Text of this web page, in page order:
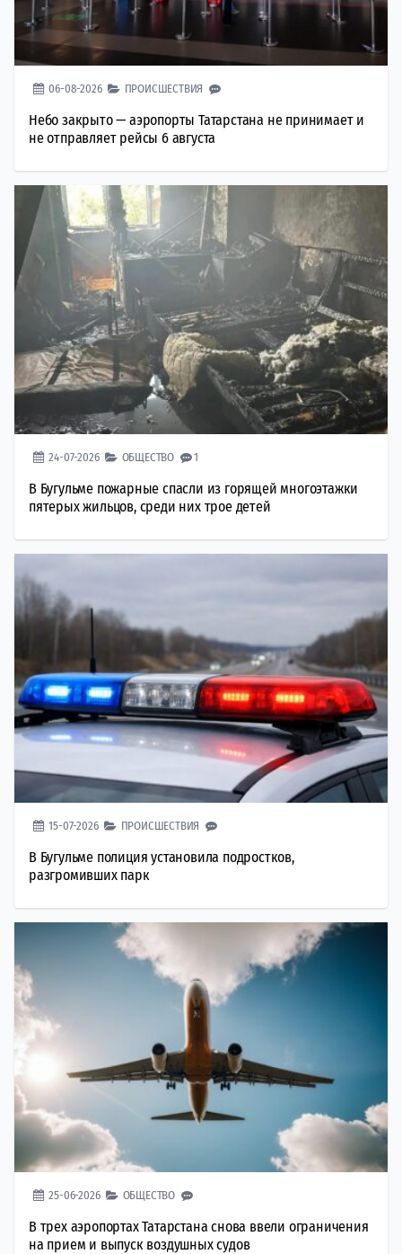
06-08-2026 ПРОИСШЕСТВИЯ
Небо закрыто — аэропорты Татарстана не принимает и
не отправляет рейсы 6 августа
24-07-2026 ОБЩЕСТВО 1
В Бугульме пожарные спасли из горящей многоэтажки
пятерых жильцов, среди них трое детей
15-07-2026 ПРОИСШЕСТВИЯ
В Бугульме полиция установила подростков,
разгромивших парк
25-06-2026 ОБЩЕСТВО
В трех аэропортах Татарстана снова ввели ограничения
на прием и выпуск воздушных судов